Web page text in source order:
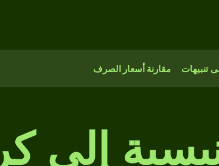
تنبيهات مقارنة أسعار الصرف
إلى